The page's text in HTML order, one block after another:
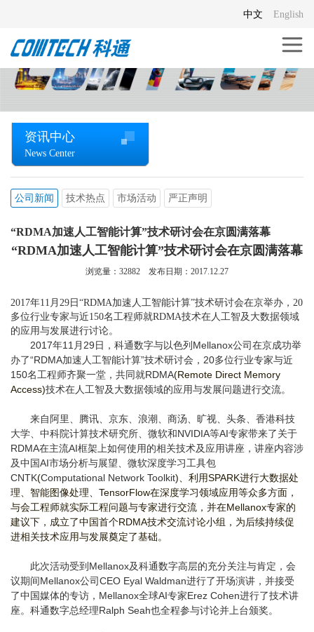
English
中文
资讯中心
News Center
公司新闻 技术热点 市场活动 严正声明
“RDMA加速人工智能计算”技术研讨会在京圆满落幕
“RDMA加速人工智能计算”技术研讨会在京圆满落幕
浏览量： 32882 发布日期：2017.12.27
2017年11月29日“RDMA加速人工智能计算”技术研讨会在京举办，20
多位行业专家与近150名工程师就RDMA技术在人工智及大数据领域
的应用与发展进行讨论。
2017年11 月 29日，科通数字与以色列 Mellanox公司在京成功举
办了“RDMA加速人工智能计算”技术研讨会， 20多位行业专家与近
150名工程师齐聚一堂，共同就RDMA(Remote Direct Memory
Access)技术在人工智及大数据领域的应用与发展问题进行交流。
来自阿里、腾讯、京东、浪潮、商汤、旷视、头条、香港科技
大学、中科院计算技术研究所、微软和NVIDIA等AI专家带来了关于
RDMA在主流AI框架上如何使用的相关技术及应用讲座，讲座内容涉
及中国AI市场分析与展望、微软深度学习工具包
CNTK(Computational Network Toolkit) 、利用SPARK进行大数据处
理、智能图像处理、 TensorFlow在深度学习领域应用等众多方面，
与会工程师就实际工程问题与专家进行交流，并在Mellanox专家的
建议下，成立了中国首个RDMA技术交流讨论小组，为后续持续促
进相关技术应用与发展奠定了基础。
此次活动受到 Mellanox及科通数字高层的充分关注与肯定，会
议期间Mellanox公司CEO Eyal Waldman进行了开场演讲，并接受
了中国媒体的专访， Mellanox全球AI专家Erez Cohen进行了技术讲
座。科通数字总经理Ralph Seah也全程参与讨论并上台颁奖。